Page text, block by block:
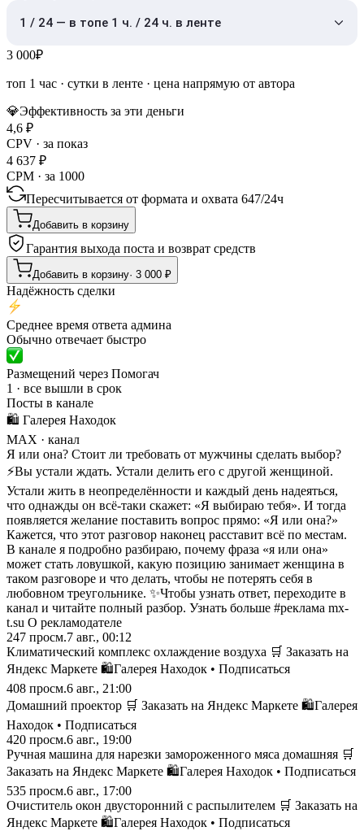
1 / 24 — в топе 1 ч. / 24 ч. в ленте
3 000₽
топ 1 час · сутки в ленте · цена напрямую от автора
💎Эффективность за эти деньги
4,6 ₽
CPV · за показ
4 637 ₽
CPM · за 1000
Пересчитывается от формата и охвата 647/24ч
Добавить в корзину
Гарантия выхода поста и возврат средств
Добавить в корзину· 3 000 ₽
Надёжность сделки
Среднее время ответа админа
Обычно отвечает быстро
Размещений через Помогач
1 · все вышли в срок
Посты в канале
🛍️ Галерея Находок
MAX · канал
Я или она? Стоит ли требовать от мужчины сделать выбор?
⚡Вы устали ждать. Устали делить его с другой женщиной.
Устали жить в неопределённости и каждый день надеяться,
что однажды он всё-таки скажет: «Я выбираю тебя». И тогда
появляется желание поставить вопрос прямо: «Я или она?»
Кажется, что этот разговор наконец расставит всё по местам.
В канале я подробно разбираю, почему фраза «я или она»
может стать ловушкой, какую позицию занимает женщина в
таком разговоре и что делать, чтобы не потерять себя в
любовном треугольнике. ✨Чтобы узнать ответ, переходите в
канал и читайте полный разбор. Узнать больше #реклама mx-
t.su О рекламодателе
247 просм.7 авг., 00:12
Климатический комплекс охлаждение воздуха 🛒 Заказать на
Яндекс Маркете 🛍️Галерея Находок • Подписаться
408 просм.6 авг., 21:00
Домашний проектор 🛒 Заказать на Яндекс Маркете 🛍️Галерея
Находок • Подписаться
420 просм.6 авг., 19:00
Ручная машина для нарезки замороженного мяса домашняя 🛒
Заказать на Яндекс Маркете 🛍️Галерея Находок • Подписаться
535 просм.6 авг., 17:00
Очиститель окон двусторонний с распылителем 🛒 Заказать на
Яндекс Маркете 🛍️Галерея Находок • Подписаться